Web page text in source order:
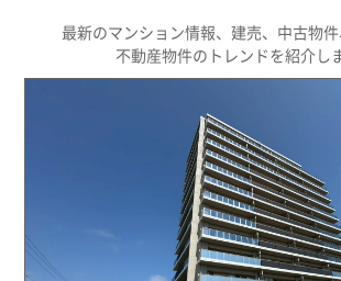
最新のマンション情報、建売、中古物件
不動産物件のトレンドを紹介し